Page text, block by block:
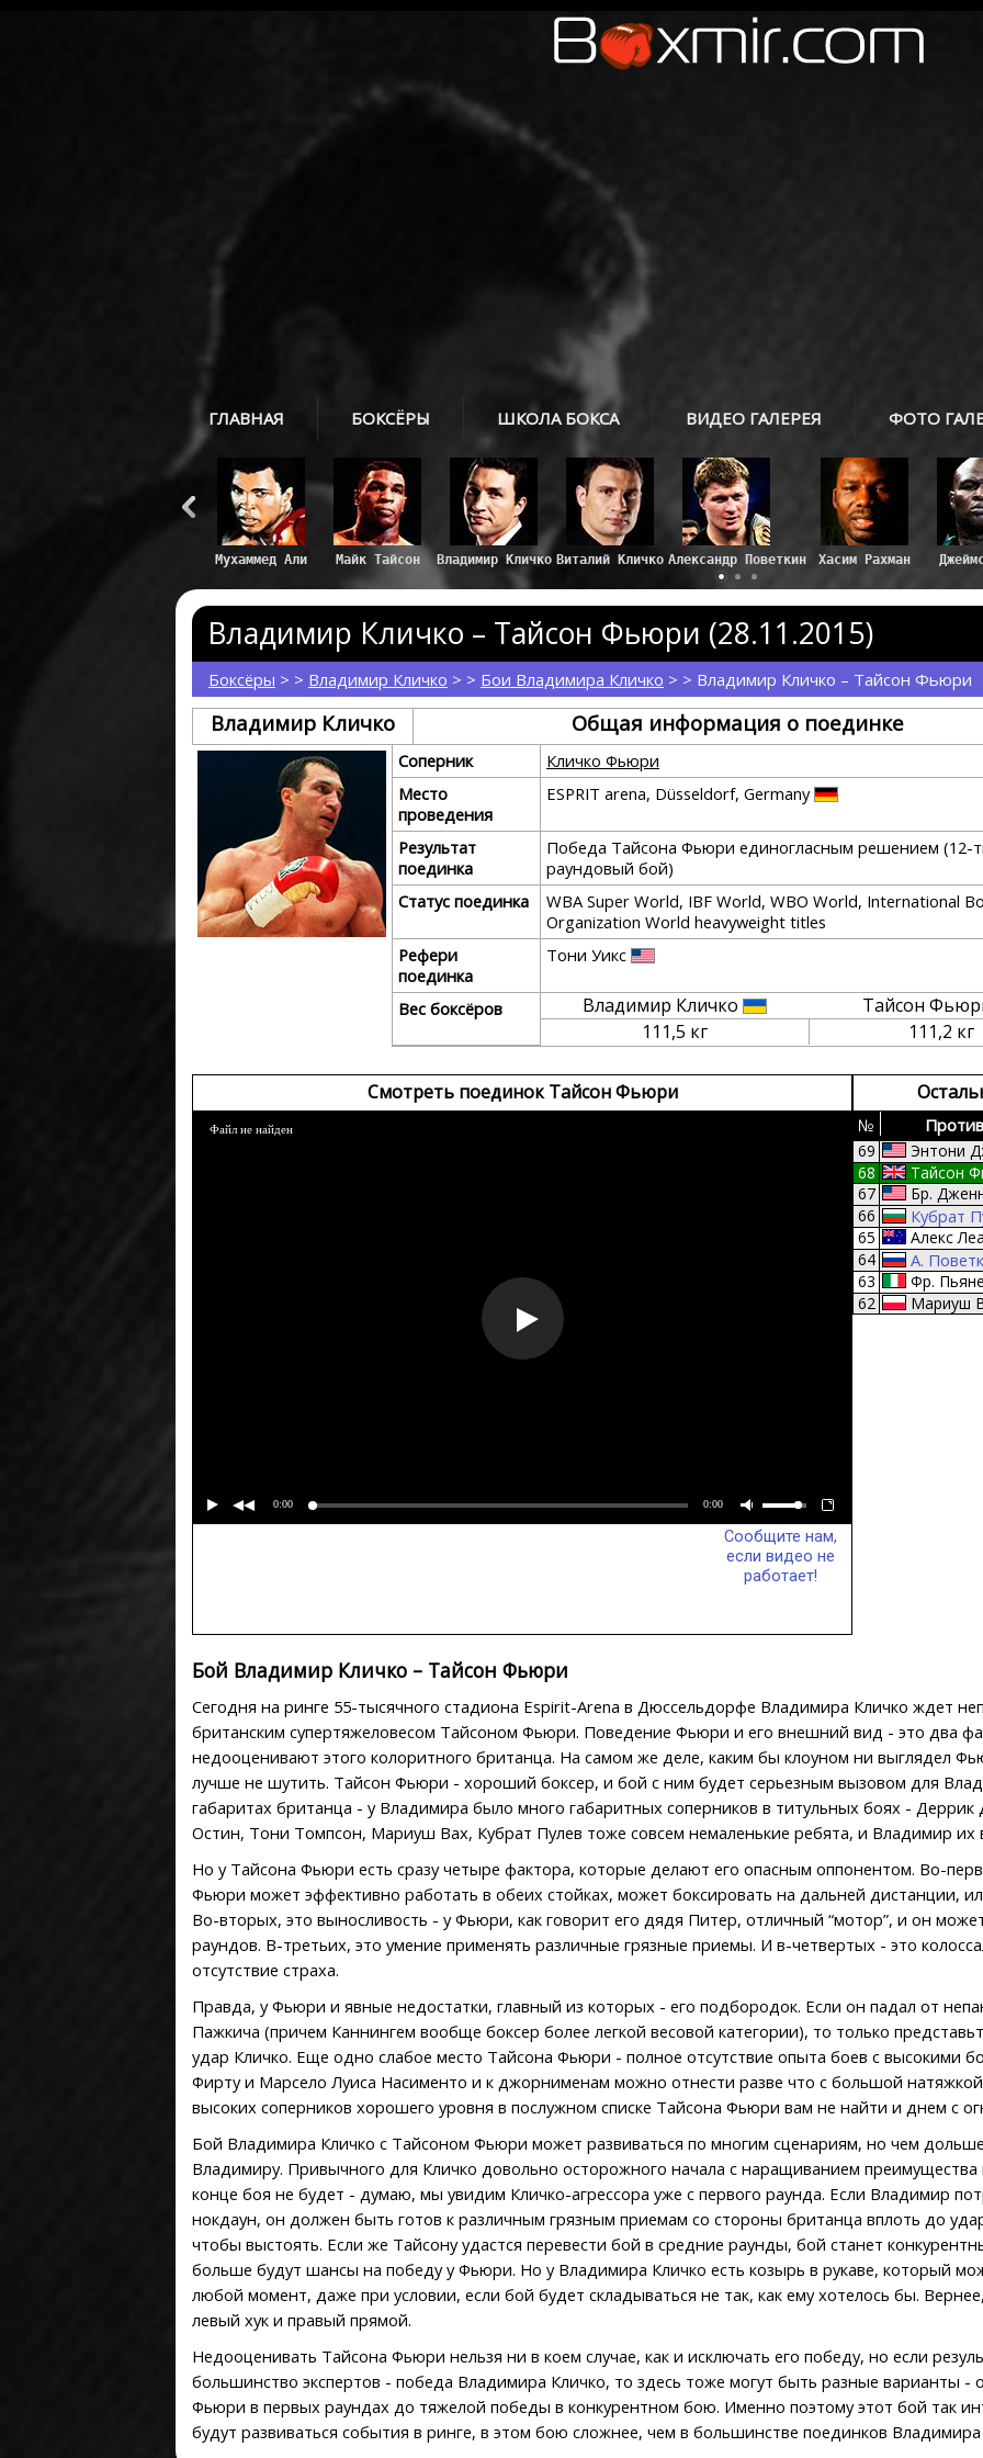
ГЛАВНАЯ БОКСЁРЫ ШКОЛА БОКСА ВИДЕО ГАЛЕРЕЯ ФОТО
Владимир Кличко
Виталий Кличко Александр Поветкин Хасим Рахман
Владимир Кличко – Тайсон Фьюри (28.11.2015)
Боксёры > > Владимир Кличко > > Бои Владимира Кличко > > Владимир Кличко – Тайсон Фьюри
Владимир Кличко Общая информация о поединке
Соперник
Кличко Фьюри
Место
проведения
ESPRIT arena, Düsseldorf, Germany
Результат
поединка
Победа Тайсона Фьюри единогласным решением (12-
раундовый бой)
Статус поединка
WBA Super World, IBF World, WBO World, International
Organization World heavyweight titles
Рефери
поединка
Тони Уикс
Вес боксёров Владимир Кличко
Тайсон
111,5 кг
111,2 кг
Смотреть поединок Тайсон Фьюри
Файл не найден
0:00 0:00
Сообщите нам,
если видео не
работает!
№
69 Энтони
68 Тайсон
67
Бр.
66 Кубрат
65 Алекс
64 А.
63 Фр.
62
Мариуш
44
Даниэль
43
Фабио
42
Корри
41
Джамиль
Макклайн
40
Рэй
Франсуа
38
Чарльз
37
Д.
36
Крис
35
34
Дэвид
32
Лайос
Фил
30
Аксель
29
Джозеф
28
Тони
27
Эверетт
25
Росс
24
Доннелл
23
Эли
22
Стив
21
Карлос
20
Найджи
Коди Кох
18
Эверетт
МакИнтайр
16
Деррик
15
Ладислав
14
Джерри
13
Марко
Бой Владимир Кличко – Тайсон Фьюри
Сегодня на ринге 55-тысячного стадиона Espirit-Arena в Дюссельдорфе Владимира Кличко ждет
британским супертяжеловесом Тайсоном Фьюри. Поведение Фьюри и его внешний вид - это два
недооценивают этого колоритного британца. На самом же деле, каким бы клоуном ни выглядел
лучше не шутить. Тайсон Фьюри - хороший боксер, и бой с ним будет серьезным вызовом для
габаритах британца - у Владимира было много габаритных соперников в титульных боях -
Остин, Тони Томпсон, Мариуш Вах, Кубрат Пулев тоже совсем немаленькие ребята, и Владимир их
Но у Тайсона Фьюри есть сразу четыре фактора, которые делают его опасным оппонентом. Во-
Фьюри может эффективно работать в обеих стойках, может боксировать на дальней дистанции,
Во-вторых, это выносливость - у Фьюри, как говорит его дядя Питер, отличный “мотор”, и он
раундов. В-третьих, это умение применять различные грязные приемы. И в-четвертых - это
отсутствие страха.
Правда, у Фьюри и явные недостатки, главный из которых - его подбородок. Если он падал от
Пажкича (причем Каннингем вообще боксер более легкой весовой категории), то только
удар Кличко. Еще одно слабое место Тайсона Фьюри - полное отсутствие опыта боев с высокими
Фирту и Марсело Луиса Насименто и к джорнименам можно отнести разве что с большой
высоких соперников хорошего уровня в послужном списке Тайсона Фьюри вам не найти и днем с
Бой Владимира Кличко с Тайсоном Фьюри может развиваться по многим сценариям, но чем
Владимиру. Привычного для Кличко довольно осторожного начала с наращиванием преимущества
конце боя не будет - думаю, мы увидим Кличко-агрессора уже с первого раунда. Если Владимир
нокдаун, он должен быть готов к различным грязным приемам со стороны британца вплоть до
чтобы выстоять. Если же Тайсону удастся перевести бой в средние раунды, бой станет
больше будут шансы на победу у Фьюри. Но у Владимира Кличко есть козырь в рукаве, который
любой момент, даже при условии, если бой будет складываться не так, как ему хотелось бы.
левый хук и правый прямой.
Недооценивать Тайсона Фьюри нельзя ни в коем случае, как и исключать его победу, но если
большинство экспертов - победа Владимира Кличко, то здесь тоже могут быть разные варианты -
Фьюри в первых раундах до тяжелой победы в конкурентном бою. Именно поэтому этот бой так
будут развиваться события в ринге, в этом бою сложнее, чем в большинстве поединков Владимира